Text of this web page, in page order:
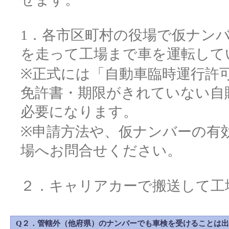
1．各市区町村の役場で仮ナン
を走って工場まで車を運転し
※正式には「自動車臨時運行許
免許書・期限がきれていない
必要になります。
※申請方法や、仮ナンバーの有
場へお問合せください。
２．キャリアカーで搬送して
Q２．管轄外（他府県）のナンバーでも車検を受けることは